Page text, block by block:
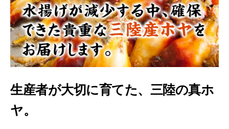
生産者が大切に育てた、三陸の真ホ
ヤ。